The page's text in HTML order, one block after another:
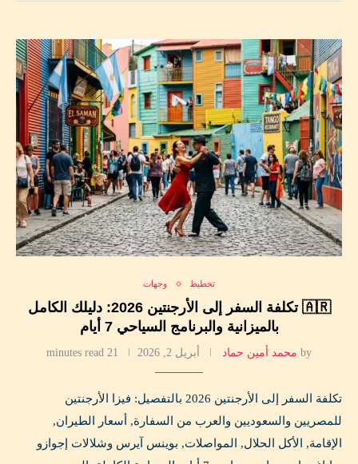
تخطيط وجهات
🇦🇷 تكلفة السفر إلى الأرجنتين 2026: دليلك الكامل
بالميزانية والبرنامج السياحي 7 أيام
by محمد أمين حماد أبريل 2, 2026 21 minutes read
تكلفة السفر إلى الأرجنتين 2026 بالتفصيل: فيزا الأرجنتين
للمصريين والسعوديين والعرب من السفارة, أسعار الطيران,
الإقامة, الأكل الحلال, المواصلات, بوينس آيرس وشلالات إجوازو